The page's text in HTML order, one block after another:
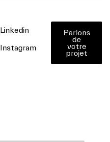
Linkedin
Instagram
Parlons
de
votre
projet